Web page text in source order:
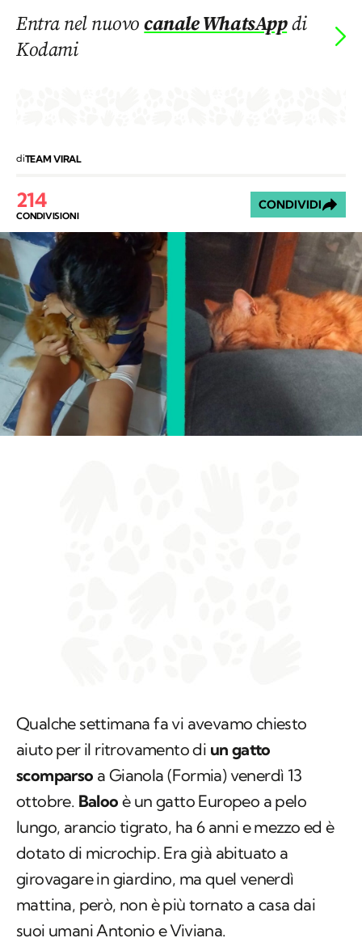
Entra nel nuovocanale WhatsAppdi
Kodami
diTEAM VIRAL
214
CONDIVISIONI
CONDIVIDI
Qualche settimana fa vi avevamo chiesto
aiuto per il ritrovamento di un gatto
scomparso a Gianola (Formia) venerdì 13
ottobre. Baloo è un gatto Europeo a pelo
lungo, arancio tigrato, ha 6 anni e mezzo ed è
dotato di microchip. Era già abituato a
girovagare in giardino, ma quel venerdì
mattina, però, non è più tornato a casa dai
suoi umani Antonio e Viviana.